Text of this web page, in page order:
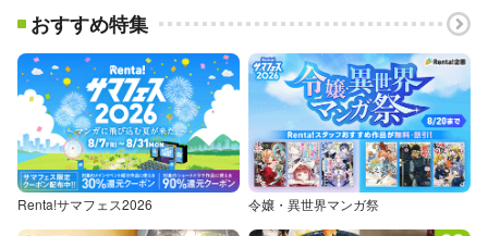
おすすめ特集
Renta!サマフェス2026 令嬢・異世界マンガ祭